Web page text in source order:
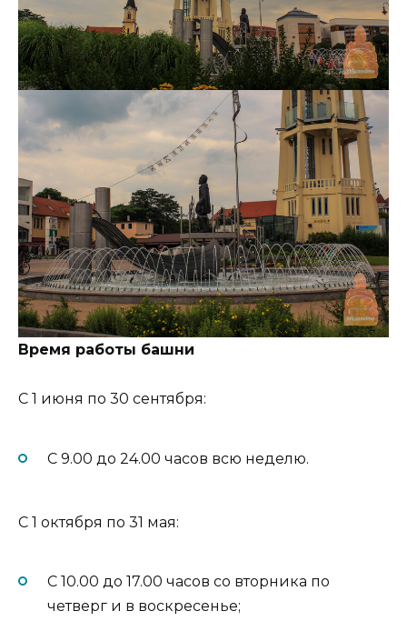
Время работы башни
С 1 июня по 30 сентября:
С 9.00 до 24.00 часов всю неделю.
С 1 октября по 31 мая:
С 10.00 до 17.00 часов со вторника по
четверг и в воскресенье;